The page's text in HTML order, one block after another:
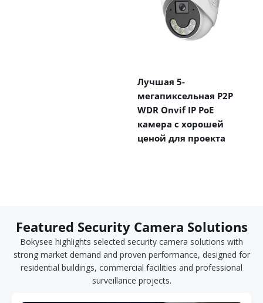
Лучшая 5-
мегапиксельная P2P
WDR Onvif IP PoE
камера с хорошей
ценой для проекта
Featured Security Camera Solutions
Bokysee highlights selected security camera solutions with
strong market demand and proven performance, designed for
residential buildings, commercial facilities and professional
surveillance projects.